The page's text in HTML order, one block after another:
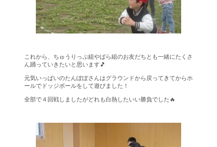
これから、ちゅうりっぷ組やばら組のお友だちとも一緒にたくさ
ん踊っていきたいと思います🎵
元気いっぱいのたんぽぽさんはグラウンドから戻ってきてからホ
ールでドッジボールをして遊びました！
全部で４回戦しましたがどれも白熱したいい勝負でした🔥